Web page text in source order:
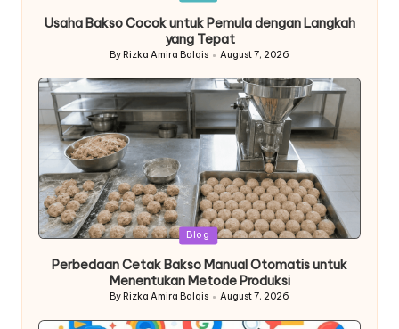
Usaha Bakso Cocok untuk Pemula dengan Langkah
yang Tepat
Posted
By Rizka Amira Balqis August 7, 2026
Posted
Blog
Perbedaan Cetak Bakso Manual Otomatis untuk
Menentukan Metode Produksi
Posted
By Rizka Amira Balqis August 7, 2026